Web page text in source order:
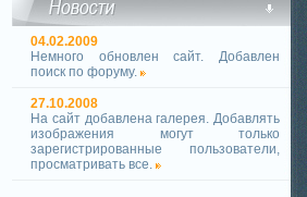
04.02.2009
Немного обновлен сайт. Добавлен
поиск по форуму.
27.10.2008
На сайт добавлена галерея. Добавлять
изображения могут только
зарегистрированные пользователи,
просматривать все.